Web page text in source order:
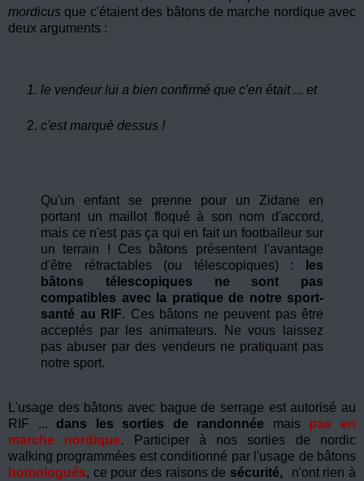
mordicusque c'étaient des bâtons de marche nordique avec
deux arguments :
le vendeur lui a bien confirmé que c'en était ... et
c'est marqué dessus !
Qu'un enfant se prenne pour un Zidane en
portant un maillot floqué à son nom d'accord,
mais ce n'est pas ça qui en fait un footballeur sur
un terrain ! Ces bâtons présentent l'avantage
d'être rétractables (ou télescopiques) :
les
bâtons télescopiques ne sont pas
compatibles avec la pratique de notre sport-
santé au RIF. Ces bâtons ne peuvent pas être
acceptés par les animateurs. Ne vous laissez
pas abuser par des vendeurs ne pratiquant pas
notre sport.
L'usage des bâtons avec bague de serrage est autorisé au
RIF ...dans les sorties de randonnée maispas en
marche nordique. Participer à nos sorties de nordic
walking programmées est conditionné par l'usage de bâtons
homologués, ce pour des raisons de sécurité,
n'ont rien à